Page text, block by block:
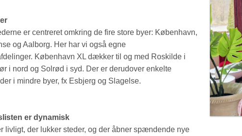
er centreret omkring de fire store byer: København,
og Aalborg. Her har vi også egne
København XL dækker til og med Roskilde i
i nord og Solrød i syd. Der er derudover enkelte
i mindre byer, fx Esbjerg og Slagelse.
er dynamisk
livligt, der lukker steder, og der åbner spændende nye